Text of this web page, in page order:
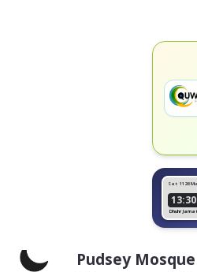
Sat 11 26
13:30
Dhuhr Jamat
Pudsey Mosque